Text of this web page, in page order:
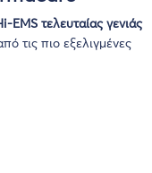
EMS τελευταίας γενιάς
τις πιο εξελιγμένες